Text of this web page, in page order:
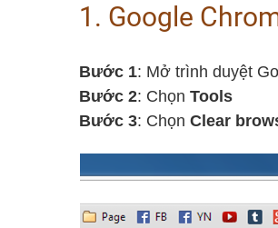
1. Google
Bước 1: Mở trình duyệt
Bước 2: Chọn Tools
Bước 3: Chọn Clear